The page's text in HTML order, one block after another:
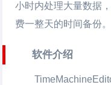
小时内处理大量数据
费一整天的时间备份。
软件介绍